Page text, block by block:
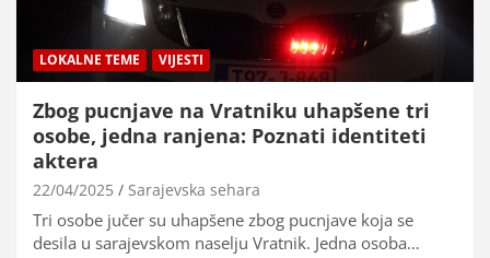
LOKALNE TEME VIJESTI
Zbog pucnjave na Vratniku uhapšene tri
osobe, jedna ranjena: Poznati identiteti
aktera
22/04/2025 Sarajevska sehara
Tri osobe jučer su uhapšene zbog pucnjave koja se
desila u sarajevskom naselju Vratnik. Jedna osoba…